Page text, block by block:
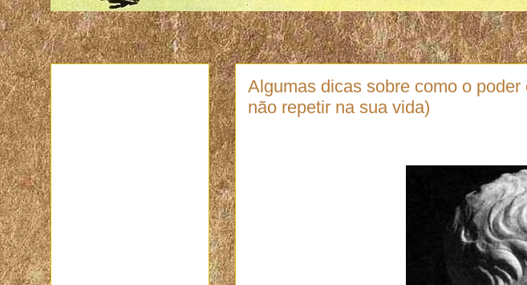
Algumas dicas sobre como o
não repetir na sua vida)